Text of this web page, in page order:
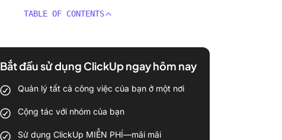
TABLE OF CONTENTS
Bắt đầu sử dụng ClickUp ngay hôm nay
Quản lý tất cả công việc của bạn ở một nơi
Cộng tác với nhóm của bạn
Sử dụng ClickUp MIỄN PHÍ—mãi mãi